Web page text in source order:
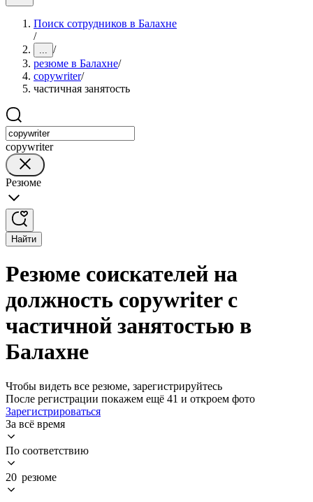
Поиск сотрудников в Балахне
/
... /
резюме в Балахне/
copywriter/
частичная занятость
copywriter
Резюме
Найти
Резюме соискателей на
должность copywriter с
частичной занятостью в
Балахне
Чтобы видеть все резюме, зарегистрируйтесь
После регистрации покажем ещё 41 и откроем фото
Зарегистрироваться
За всё время
По соответствию
20 резюме